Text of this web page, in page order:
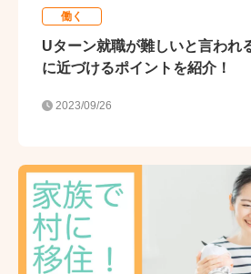
働く
Uターン就職が難しいと言われ
に近づけるポイントを紹介！
2023/09/26